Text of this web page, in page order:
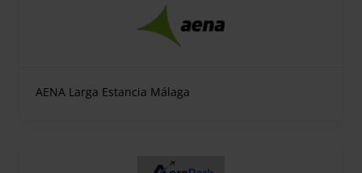
AENA Larga Estancia Málaga